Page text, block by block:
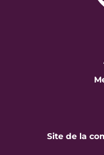
Site de la